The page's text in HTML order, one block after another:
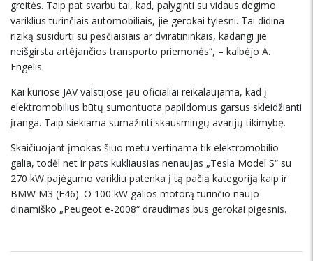
greitės. Taip pat svarbu tai, kad, palyginti su vidaus degimo
variklius turinčiais automobiliais, jie gerokai tylesni. Tai didina
riziką susidurti su pėsčiaisiais ar dviratininkais, kadangi jie
neišgirsta artėjančios transporto priemonės“, – kalbėjo A.
Engelis.
Kai kuriose JAV valstijose jau oficialiai reikalaujama, kad į
elektromobilius būtų sumontuota papildomus garsus skleidžianti
įranga. Taip siekiama sumažinti skausmingų avarijų tikimybę.
Skaičiuojant įmokas šiuo metu vertinama tik elektromobilio
galia, todėl net ir pats kukliausias nenaujas „Tesla Model S“ su
270 kW pajėgumo varikliu patenka į tą pačią kategoriją kaip ir
BMW M3 (E46). O 100 kW galios motorą turinčio naujo
dinamiško „Peugeot e-2008“ draudimas bus gerokai pigesnis.